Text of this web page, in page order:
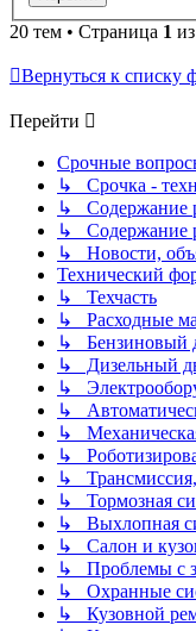
20 тем • Страница 1 из
Вернуться к списку
Перейти
Срочные
↳ Срочка -
↳ Содержание
↳ Содержание
↳ Новости,
Технический
↳ Техчасть
↳ Расходные
↳ Бензиновый
↳ Дизельный
↳
↳
↳
↳
↳ Трансмиссия,
↳ Тормозная
↳ Выхлопная
↳ Салон и
↳ Проблемы с
↳ Охранные
↳ Кузовной